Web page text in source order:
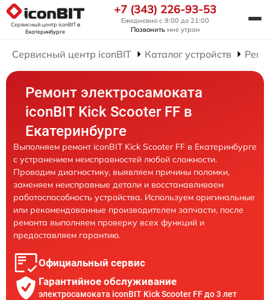
Сервисный центр iconBITв
Екатеринбурге
+7 (343) 226-93-53
Ежедневно с 9:00 до 21:00
Позвонить мне утром
Сервисный центр iconBIT Каталог устройств
Ремонт электросамоката
iconBIT Kick Scooter FF в
Екатеринбурге
Выполняем ремонт iconBIT Kick Scooter FF в Екатеринбурге
с устранением неисправностей любой сложности.
Проводим диагностику, выявляем причины поломки,
заменяем неисправные детали и восстанавливаем
работоспособность устройства. Используем оригинальные
или рекомендованные производителем запчасти, после
ремонта выполняем проверку всех функций и
предоставляем гарантию.
Официальный сервис
Гарантийное обслуживание
электросамоката iconBIT Kick Scooter FF до 3 лет